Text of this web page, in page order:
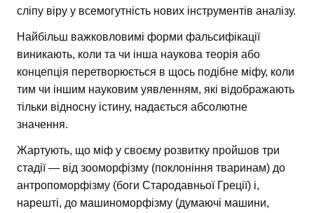
сліпу віру у всемогутність нових інструментів аналізу.
Найбільш важковловимі форми фальсифікації
виникають, коли та чи інша наукова теорія або
концепція перетворюється в щось подібне міфу, коли
тим чи іншим науковим уявленням, які відображають
тільки відносну істину, надається абсолютне
значення.
Жартують, що міф у своєму розвитку пройшов три
стадії — від зооморфізму (поклоніння тваринам) до
антропоморфізму (боги Стародавньої Греції) і,
нарешті, до машиноморфізму (думаючі машини,